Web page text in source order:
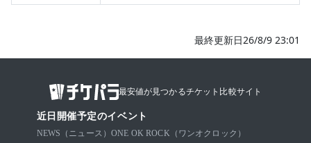
最終更新日26/8/9 23:01
最安値が見つかるチケット比較サイト
近日開催予定のイベント
NEWS（ニュース） ONE OK ROCK（ワンオクロック）